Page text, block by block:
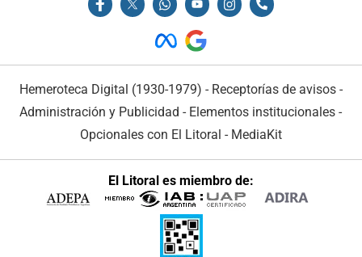
Hemeroteca Digital (1930-1979) - Receptorías de avisos -
Administración y Publicidad - Elementos institucionales -
Opcionales con El Litoral - MediaKit
El Litoral es miembro de: